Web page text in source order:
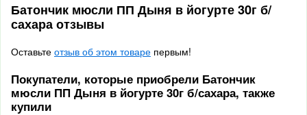
Батончик мюсли ПП Дыня в йогурте 30г б/
сахара отзывы
Оставьте отзыв об этом товаре первым!
Покупатели, которые приобрели Батончик
мюсли ПП Дыня в йогурте 30г б/сахара, также
купили